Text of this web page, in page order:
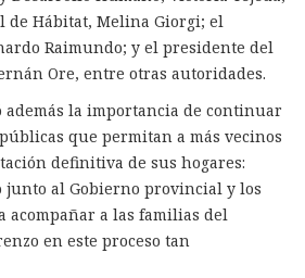
Hábitat, Melina Giorgi; el
Raimundo; y el presidente del
Ore, entre otras autoridades.
además la importancia de continuar
que permitan a más vecinos
definitiva de sus hogares:
junto al Gobierno provincial y los
acompañar a las familias del
en este proceso tan